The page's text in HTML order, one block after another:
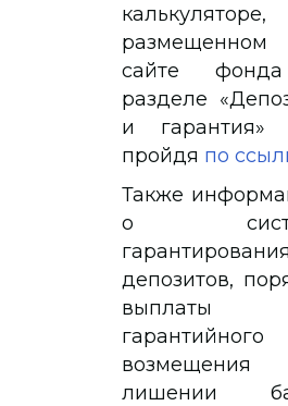
калькуляторе,
сайте
разделе
и гарантия»
пройдя по
Также
о
гарантирования
депозитов,
выплаты
гарантийного
возмещения
лишении